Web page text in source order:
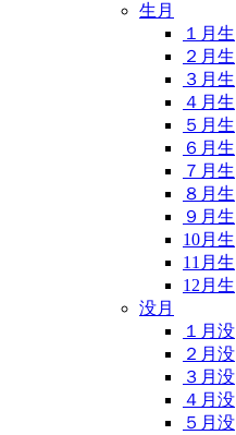
生月
１月生
２月生
３月生
４月生
５月生
６月生
７月生
８月生
９月生
10月生
11月生
12月生
没月
１月没
２月没
３月没
４月没
５月没